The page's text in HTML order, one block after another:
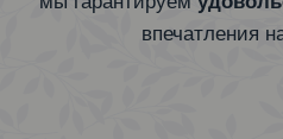
впечатления